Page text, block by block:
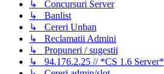
↳ Concursuri Server
↳ Banlist
↳ Cereri Unban
↳ Reclamatii Admini
↳ Propuneri / sugestii
↳ 94.176.2.25 // *CS 1.6 Server*